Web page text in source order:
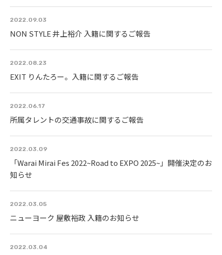
2022.09.03
NON STYLE 井上裕介 入籍に関するご報告
2022.08.23
EXIT りんたろー。入籍に関するご報告
2022.06.17
所属タレントの交通事故に関するご報告
2022.03.09
「Warai Mirai Fes 2022~Road to EXPO 2025~」開催決定のお
知らせ
2022.03.05
ニューヨーク 屋敷裕政 入籍のお知らせ
2022.03.04